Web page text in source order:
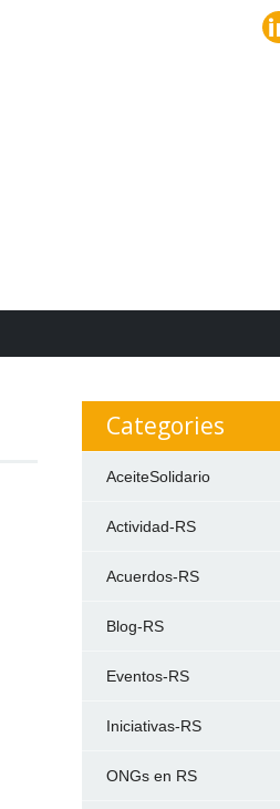
Categories
AceiteSolidario
Actividad-RS
Acuerdos-RS
Blog-RS
Eventos-RS
Iniciativas-RS
ONGs en RS